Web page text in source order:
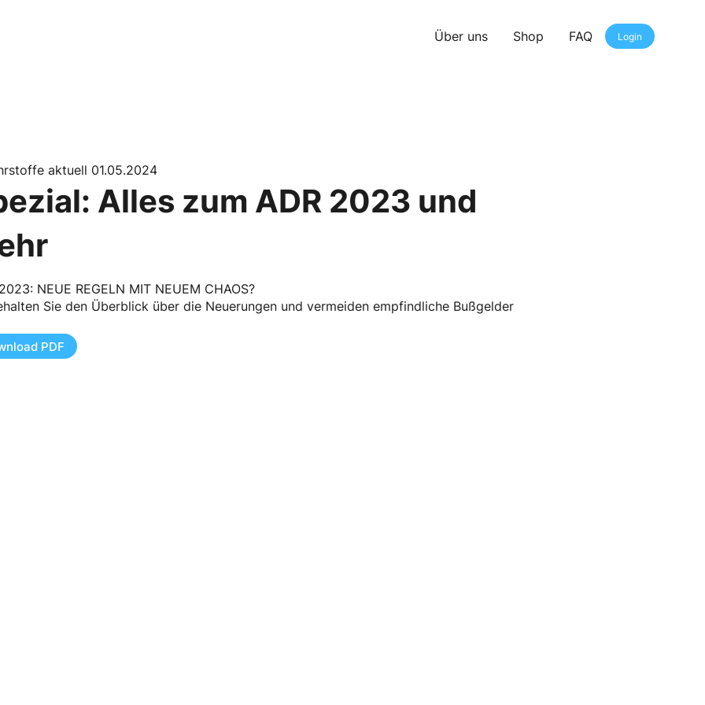
Über uns Shop FAQ Login
aktuell 01.05.2024
Alles zum ADR 2023 und
NEUE REGELN MIT NEUEM CHAOS?
Sie den Überblick über die Neuerungen und vermeiden empfindliche Bußgelder
PDF